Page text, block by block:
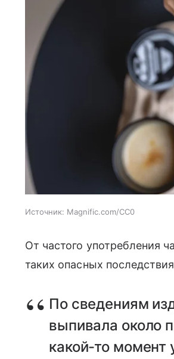
Источник: Magnific.com/CC0
От частого употребления
таких опасных
По сведениям
выпивала около
какой-то момент